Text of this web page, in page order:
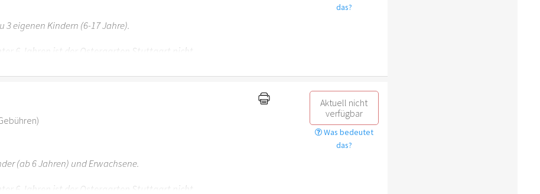
das?
3 eigenen Kindern (6-17 Jahre).
6 Jahren ist der Ostergarten Stuttgart nicht
Aktuell nicht
verfügbar
Was bedeutet
das?
(ab 6 Jahren) und Erwachsene.
6 Jahren ist der Ostergarten Stuttgart nicht